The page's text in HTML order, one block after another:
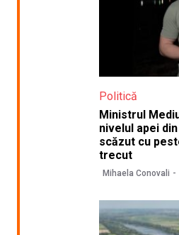
Politică
Ministrul
nivelul apei
scăzut cu
trecut
Mihaela Conovali